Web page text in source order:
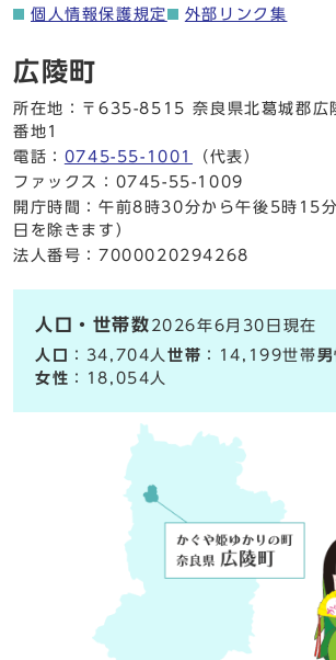
個人情報保護規定
外部リンク集
広陵町
所在地：〒635-8515 奈良県北葛城郡広
番地1
電話： 0745-55-1001
（代表）
ファックス：0745-55-1009
開庁時間：午前8時30分から午後5時15
日を除きます）
法人番号：7000020294268
人口・世帯数 2026年6月30日現在
人口
：34,704人世帯 ：14,199世帯男
女性 ：18,054人